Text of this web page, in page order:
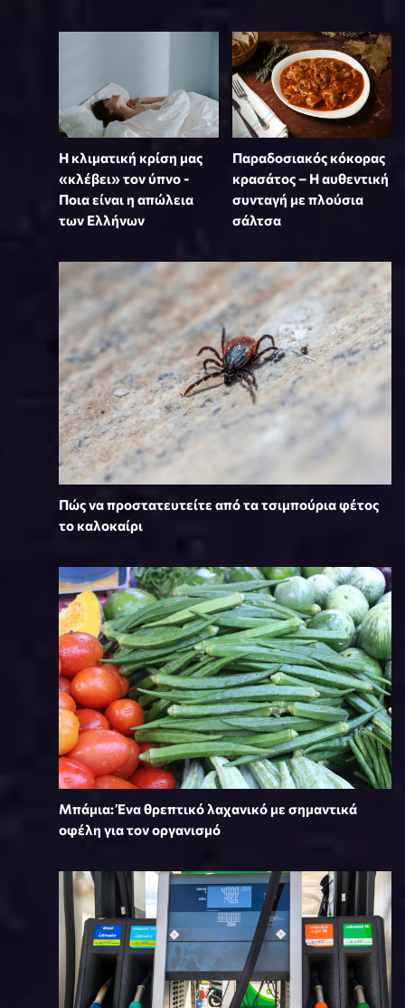
Η κλιματική κρίση μας
«κλέβει» τον ύπνο -
Ποια είναι η απώλεια
των Ελλήνων
Παραδοσιακός κόκορας
κρασάτος – Η αυθεντική
συνταγή με πλούσια
σάλτσα
Πώς να προστατευτείτε από τα τσιμπούρια φέτος
το καλοκαίρι
Μπάμια: Ένα θρεπτικό λαχανικό με σημαντικά
οφέλη για τον οργανισμό